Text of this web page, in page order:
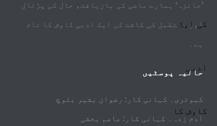
’جائزہ‘ ہمارے ماضی کی بازیافت، حال کی پڑتال
اور مستقبل کی کاشت کی ایک ادبی کاوش کا نام
ہے۔
حالیہ پوسٹیں
کبوتری۔ کہانی کار: رضوان بشیر بلوچ
آدم زدہ۔ کہانی کار: عاصم بخشی